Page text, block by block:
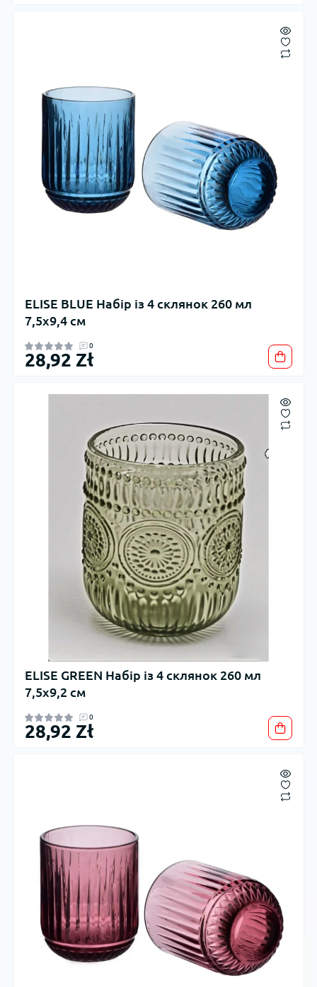
ELISE BLUE Набір із 4 склянок 260 мл
7,5x9,4 см
0
28,92 Zł
ELISE GREEN Набір із 4 склянок 260 мл
7,5x9,2 см
0
28,92 Zł